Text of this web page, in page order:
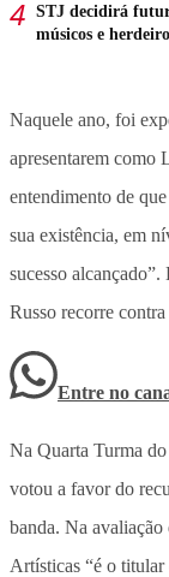
STJ decidirá
músicos e
Naquele ano, foi
apresentarem como
entendimento de
sua existência, em
sucesso
Russo recorre
Entre no
Na Quarta Turma
votou a favor do
banda. Na
Artísticas “é o